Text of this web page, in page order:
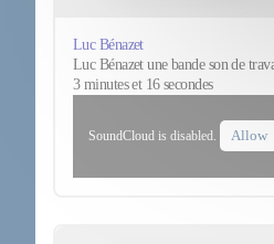
Luc Bénazet
Luc Bénazet une bande son de
3 minutes et 16 secondes
SoundCloud is disabled. Allow